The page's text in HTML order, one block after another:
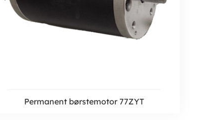
Permanent børstemotor 77ZYT